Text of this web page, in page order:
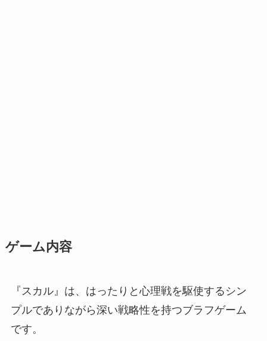
ゲーム内容
『スカル』は、はったりと心理戦を駆使するシン
プルでありながら深い戦略性を持つブラフゲーム
です。